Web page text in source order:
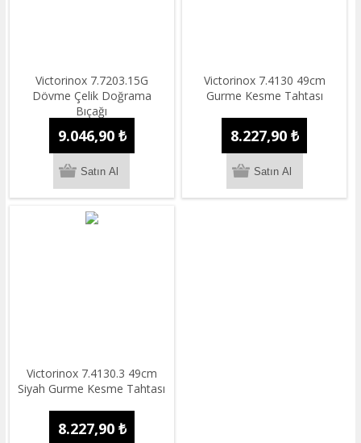
Victorinox 7.7203.15G
Dövme Çelik Doğrama
Bıçağı
9.046,90 ₺
Victorinox 7.4130 49cm
Gurme Kesme Tahtası
8.227,90 ₺
Victorinox 7.4130.3 49cm
Siyah Gurme Kesme Tahtası
8.227,90 ₺